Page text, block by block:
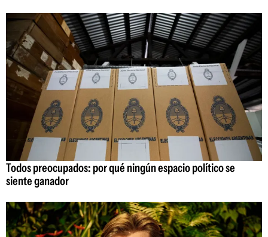
Todos preocupados: por qué ningún espacio político se
siente ganador